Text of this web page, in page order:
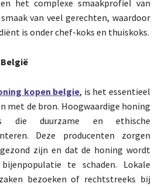
het complexe smaakprofiel van
van veel gerechten, waardoor
is onder chef-koks en thuiskoks.
kopen belgie, is het essentieel
met de bron. Hoogwaardige honing
die duurzame en ethische
Deze producenten zorgen
zijn en dat de honing wordt
te schaden. Lokale
bezoeken of rechtstreeks bij